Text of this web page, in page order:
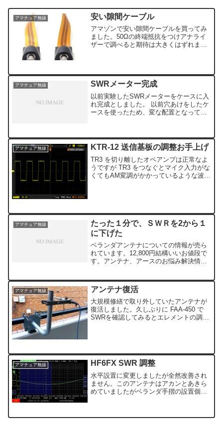
アマチュア無線 安い隙間ケーブル
アマゾンで安い隙間ケーブルを買ってみ
ました。50Ωの終端抵抗をつけアナライ
ザーで調べると期待は大きくはずれまし
えるよ...
アマチュア無線 SWRメーター完成
以前実験したSWRメーターをケースに入
れ完成としました。 以前穴あけをしたケ
ースを使ったため、変な配置となってし
りすぎ穴に入らず一苦労。 何とかかっこ
がつきました...
アマチュア無線 KTR-12 送信基板の調整お手上げ
TR3 を切り離したオペアンプは正常なよ
うですが TR3 をつなぐとマイク入力がな
くてもAM変調がかかっているような波形
アマチュア無線
たった１分で、ＳＷＲを2から１
に下げた
ベランダアンテナについての情報が売ら
れています。12,800円結構いいお値段で
す。アンテナ、アースのお悩み解決情報
12,800円はチト高すぎます。
アマチュア無線 アンテナ復活
大規模修繕で取り外していたアンテナが
復活しました。久しぶりに FAA-450 で
SWRを確認してみるとエレメントの調整
アマチュア無線 HF6FX SWR 調整
水平設置に変更しましたが全然改善され
ません。このアンテナはアカンとあきら
めていましたがベランダ手摺の設置個所